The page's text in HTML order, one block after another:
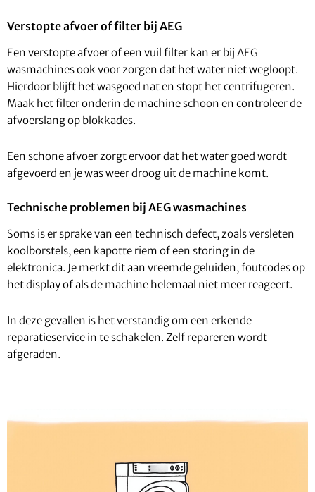
Verstopte afvoer of filter bij AEG
Een verstopte afvoer of een vuil filter kan er bij AEG
wasmachines ook voor zorgen dat het water niet wegloopt.
Hierdoor blijft het wasgoed nat en stopt het centrifugeren.
Maak het filter onderin de machine schoon en controleer de
afvoerslang op blokkades.
Een schone afvoer zorgt ervoor dat het water goed wordt
afgevoerd en je was weer droog uit de machine komt.
Technische problemen bij AEG wasmachines
Soms is er sprake van een technisch defect, zoals versleten
koolborstels, een kapotte riem of een storing in de
elektronica. Je merkt dit aan vreemde geluiden, foutcodes op
het display of als de machine helemaal niet meer reageert.
In deze gevallen is het verstandig om een erkende
reparatieservice in te schakelen. Zelf repareren wordt
afgeraden.